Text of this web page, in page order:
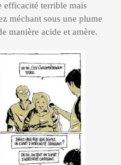
efficacité terrible mais
méchant sous une plume
manière acide et amère.